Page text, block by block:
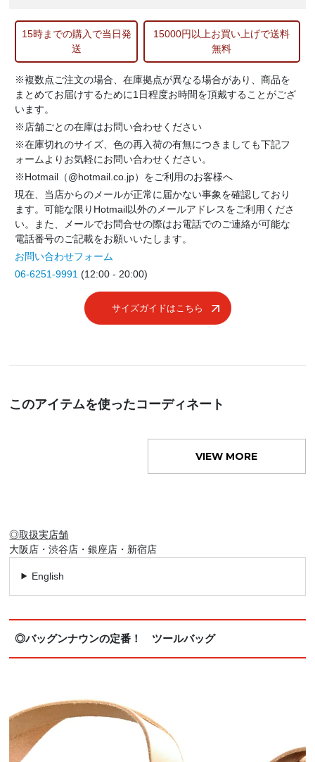
15時までの購入で当日発
送
15000円以上お買い上げで送料
無料
※複数点ご注文の場合、在庫拠点が異なる場合があり、商品を
まとめてお届けするために1日程度お時間を頂戴することがござ
います。
※店舗ごとの在庫はお問い合わせください
※在庫切れのサイズ、色の再入荷の有無につきましても下記フ
ォームよりお気軽にお問い合わせください。
※Hotmail（@hotmail.co.jp）をご利用のお客様へ
現在、当店からのメールが正常に届かない事象を確認しており
ます。可能な限りHotmail以外のメールアドレスをご利用くださ
い。また、メールでお問合せの際はお電話でのご連絡が可能な
電話番号のご記載をお願いいたします。
お問い合わせフォーム
06-6251-9991 (12:00 - 20:00)
サイズガイドはこちら
このアイテムを使ったコーディネート
VIEW MORE
◎取扱実店舗
大阪店・渋谷店・銀座店・新宿店
English
◎バッグンナウンの定番！ ツールバッグ